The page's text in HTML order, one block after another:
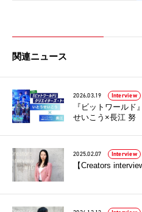
関連ニュース
2026.03.19 Interview
『ビットワールド
せいこう×長江 努
2025.02.07 Interview
【Creators